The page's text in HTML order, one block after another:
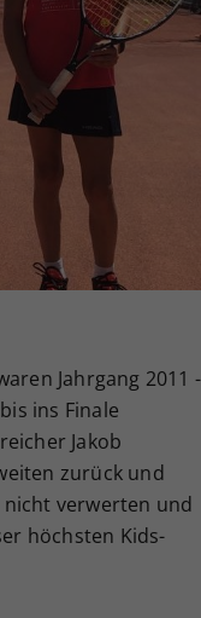
Jahrgang 2011 -
ins Finale
Jakob
zurück und
nicht verwerten und
höchsten Kids-
Einstellungen, falls
dies eingestellt hat.